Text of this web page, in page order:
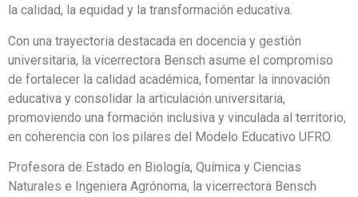
la calidad, la equidad y la transformación educativa.
Con una trayectoria destacada en docencia y gestión
universitaria, la vicerrectora Bensch asume el compromiso
de fortalecer la calidad académica, fomentar la innovación
educativa y consolidar la articulación universitaria,
promoviendo una formación inclusiva y vinculada al territorio,
en coherencia con los pilares del Modelo Educativo UFRO.
Profesora de Estado en Biología, Química y Ciencias
Naturales e Ingeniera Agrónoma, la vicerrectora Bensch